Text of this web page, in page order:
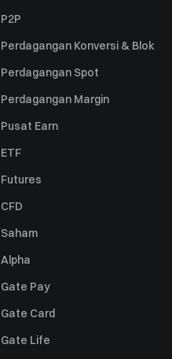
P2P
Perdagangan Konversi & Blok
Perdagangan Spot
Perdagangan Margin
Pusat Earn
ETF
Futures
CFD
Saham
Alpha
Gate Pay
Gate Card
Gate Life